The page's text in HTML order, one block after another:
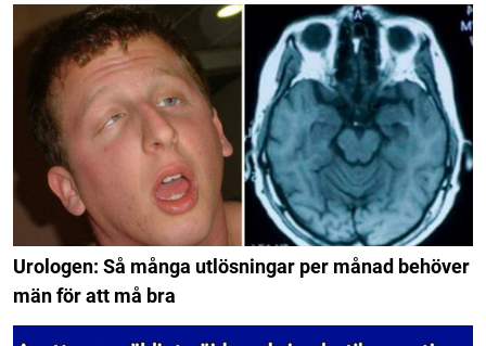
Urologen: Så många utlösningar per månad behöver
män för att må bra